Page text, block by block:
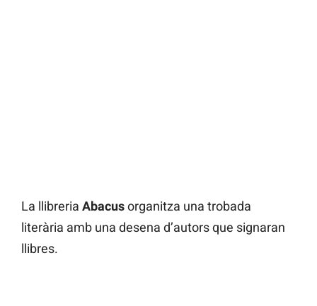
La llibreria Abacusorganitza una trobada
literària amb una desena d’autors que signaran
llibres.